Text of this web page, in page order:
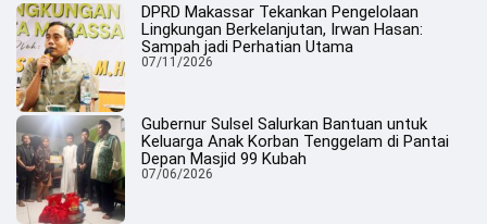
DPRD Makassar Tekankan Pengelolaan
Lingkungan Berkelanjutan, Irwan Hasan:
Sampah jadi Perhatian Utama
07/11/2026
Gubernur Sulsel Salurkan Bantuan untuk
Keluarga Anak Korban Tenggelam di Pantai
Depan Masjid 99 Kubah
07/06/2026